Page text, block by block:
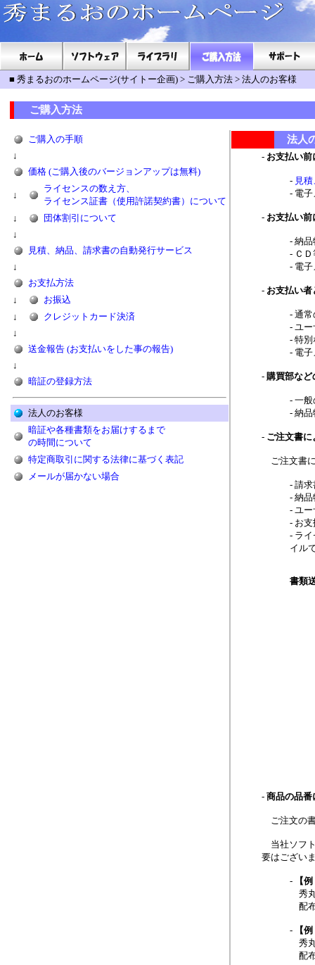
■ 秀まるおのホームページ(サイトー企画) > ご購入方法 > 法人のお客様
ご購入方法
ご購入の手順
↓
価格 (ご購入後のバージョンアップは無料)
↓
ライセンスの数え方、
ライセンス証書（使用許諾契約書）について
↓
団体割引について
↓
見積、納品、請求書の自動発行サービス
↓
お支払方法
↓
お振込
↓
クレジットカード決済
↓
送金報告 (お支払いをした事の報告)
↓
暗証の登録方法
法人のお客様
暗証や各種書類をお届けするまで
の時間について
特定商取引に関する法律に基づく表記
メールが届かない場合
法人
お支払い
見
電
お支払い
納品
Ｃ
電
お支払い
通常
ユー
特別
電
購買部など
一般
納品
ご注文書
ご注文書
請求
納品
ユー
お
ラ
イル
書類
商品の品番
ご注文の
当社ソフ
要はござい
【
秀
配布
【
秀
配